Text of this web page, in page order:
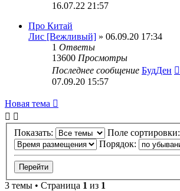
16.07.22 21:57
Про Китай
Лис [Вежливый] » 06.09.20 17:34
1 Ответы
13600 Просмотры
Последнее сообщение БудДен
07.09.20 15:57
Новая тема
Показать:
Поле сортировки:
Порядок:
3 темы • Страница 1 из 1